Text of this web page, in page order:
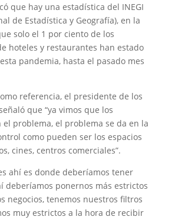
que hay una estadística del INEGI
de Estadística y Geografía), en la
solo el 1 por ciento de los
hoteles y restaurantes han estado
pandemia, hasta el pasado mes
referencia, el presidente de los
que “ya vimos que los
el problema, el problema se da en la
como pueden ser los espacios
cines, centros comerciales”.
ahí es donde deberíamos tener
deberíamos ponernos más estrictos
negocios, tenemos nuestros filtros
muy estrictos a la hora de recibir